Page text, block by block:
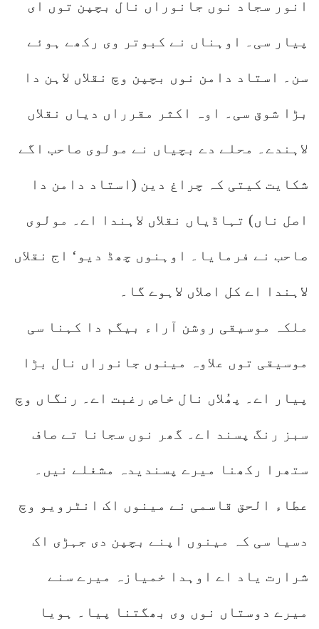
انور سجاد نوں جانوراں نال بچپن توں ای
پیار سی۔ اوہناں نے کبوتر وی رکھے ہوئے
سن۔ استاد دامن نوں بچپن وچ نقلاں لاہن دا
بڑا شوق سی۔ اوہ اکثر مقرراں دیاں نقلاں
لاہندے۔ محلے دے بچیاں نے مولوی صاحب اگے
شکایت کیتی کہ چراغ دین (استاد دامن دا
اصل ناں) تہاڈیاں نقلاں لاہندا اے۔ مولوی
صاحب نے فرمایا۔ اوہنوں چھڈ دیو‘ اج نقلاں
لاہندا اے کل اصلاں لاہوے گا۔
ملکہ موسیقی روشن آراء بیگم دا کہنا سی
موسیقی توں علاوہ مینوں جانوراں نال بڑا
پیار اے۔ پھُلاں نال خاص رغبت اے۔ رنگاں وچ
سبز رنگ پسند اے۔ گھر نوں سجانا تے صاف
ستھرا رکھنا میرے پسندیدہ مشغلے نیں۔
عطاء الحق قاسمی نے مینوں اک انٹرویو وچ
دسیا سی کہ مینوں اپنے بچپن دی جہڑی اک
شرارت یاد اے اوہدا خمیازہ میرے سنے
میرے دوستاں نوں وی بھگتنا پیا۔ ہویا